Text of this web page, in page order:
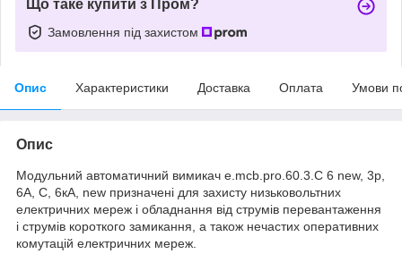
Що таке купити з Пром?
Замовлення під захистом
Опис Характеристики Доставка Оплата Умови
Опис
Модульний автоматичний вимикач e.mcb.pro.60.3.C 6 new, 3р,
6А, C, 6кА, new призначені для захисту низьковольтних
електричних мереж і обладнання від струмів перевантаження
і струмів короткого замикання, а також нечастих оперативних
комутацій електричних мереж.